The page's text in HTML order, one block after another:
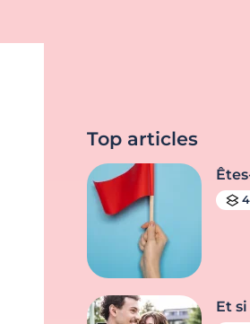
Top articles
Et